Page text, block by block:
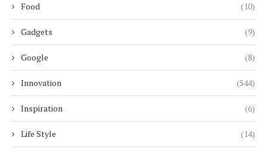
Food (10)
Gadgets (9)
Google (8)
Innovation (544)
Inspiration (6)
Life Style (14)